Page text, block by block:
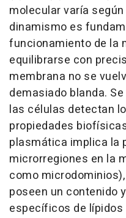
molecular varía
dinamismo es
funcionamiento de la
equilibrarse con
membrana no se
demasiado blanda.
las células detectan
propiedades
plasmática implica la
microrregiones en la
como
poseen un contenido
específicos de lípidos